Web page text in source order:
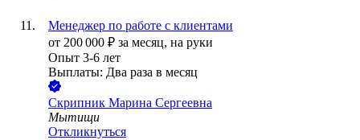
Менеджер по работе с клиентами
от 200 000 ₽ за месяц, на руки
Опыт 3-6 лет
Выплаты: Два раза в месяц
Скрипник Марина Сергеевна
Мытищи
Откликнуться